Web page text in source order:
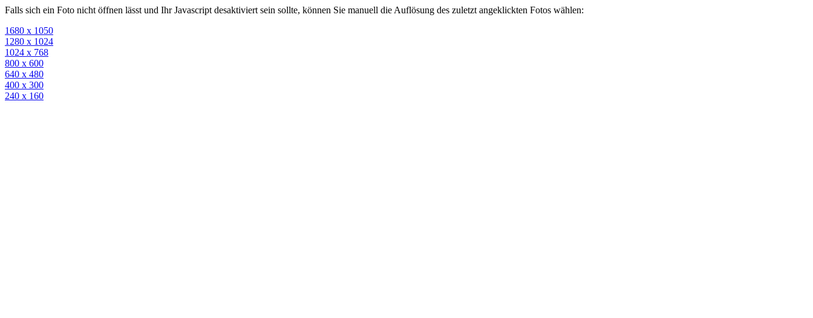
Falls sich ein Foto nicht öffnen lässt und Ihr Javascript desaktiviert sein sollte, können Sie manuell die Auflösung des zuletzt angeklickten Fotos wählen:
1680 x 1050
1280 x 1024
1024 x 768
800 x 600
640 x 480
400 x 300
240 x 160